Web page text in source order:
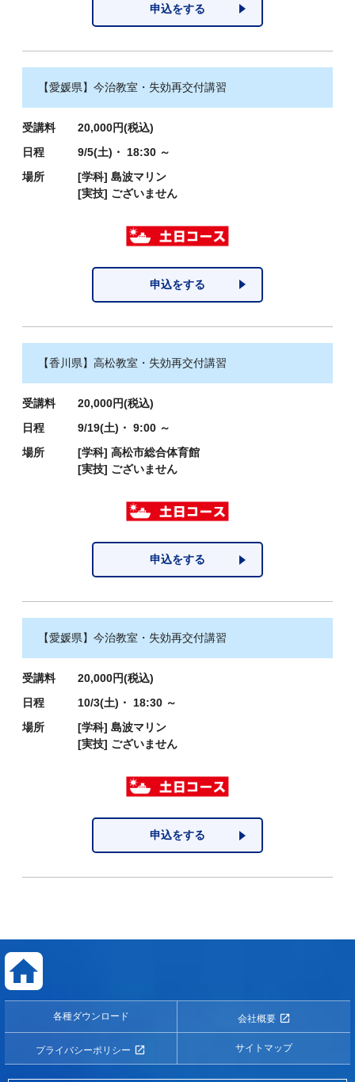
申込をする
【愛媛県】今治教室・失効再交付講習
受講料
20,000円(税込)
日程
9/5(土)・ 18:30 ～
場所
[学科] 島波マリン
[実技] ございません
申込をする
【香川県】高松教室・失効再交付講習
受講料
20,000円(税込)
日程
9/19(土)・ 9:00 ～
場所
[学科] 高松市総合体育館
[実技] ございません
申込をする
【愛媛県】今治教室・失効再交付講習
受講料
20,000円(税込)
日程
10/3(土)・ 18:30 ～
場所
[学科] 島波マリン
[実技] ございません
申込をする
各種ダウンロード 会社概要
プライバシーポリシー サイトマップ